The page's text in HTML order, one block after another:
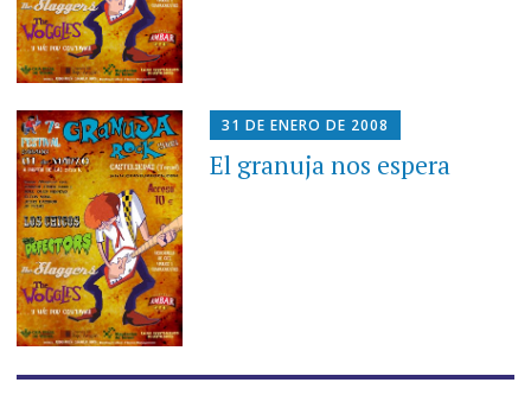
31 DE ENERO DE 2008
El granuja nos espera